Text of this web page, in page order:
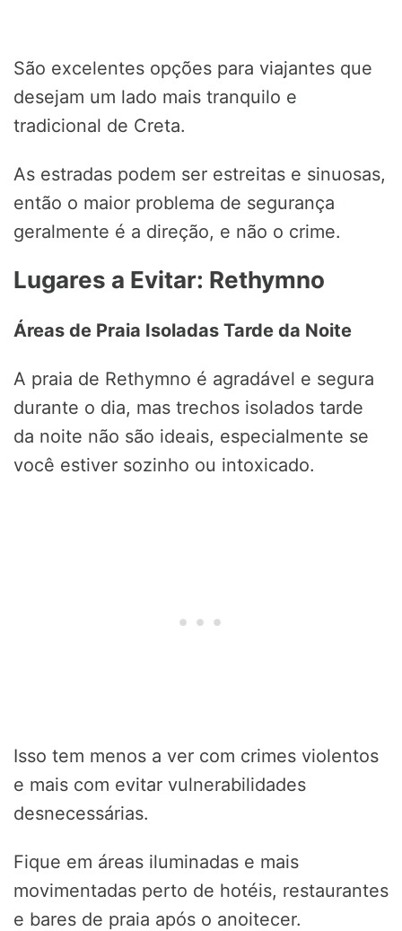
São excelentes opções para viajantes que
desejam um lado mais tranquilo e
tradicional de Creta.
As estradas podem ser estreitas e sinuosas,
então o maior problema de segurança
geralmente é a direção, e não o crime.
Lugares a Evitar: Rethymno
Áreas de Praia Isoladas Tarde da Noite
A praia de Rethymno é agradável e segura
durante o dia, mas trechos isolados tarde
da noite não são ideais, especialmente se
você estiver sozinho ou intoxicado.
Isso tem menos a ver com crimes violentos
e mais com evitar vulnerabilidades
desnecessárias.
Fique em áreas iluminadas e mais
movimentadas perto de hotéis, restaurantes
e bares de praia após o anoitecer.